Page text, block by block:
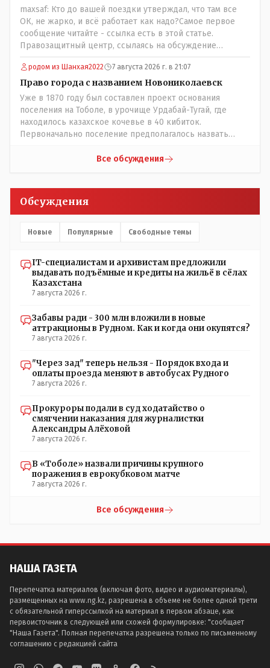
maxsaf: Кто до вашей поездки утверждал, что там все
ОК, не жарко, и всё работает как надо?Самое первое
сообщение читайте - ссылка есть в этой статье.
Правозащитный центр, ссылаясь на обсуждение
сотрудников интерната в рабочем чате, которые
прислали ему в виде аудиосообщений, пишет, что
воспитатели долго добивались установки
кондиционеров в помещениях, где есть дети, однако к
настоящему времени их установили только в
помещениях, предназначенных для административно-
управленческого персонала. И Также в каждой группе
установлены кондиционеры, питьевой и температурный
режимы, которые взяты на особый контроль, учитывая
погодные условия в это лето. Мы решили. что это -
родом из Шанхая2022 7 августа 2026 г. в 21:07
Право города с названием Новониколаевск
Уже в 1870 году был составлен проект основания
поселения на Тоболе, в урочище Урдабай-Тугай, где
находилось казахское кочевье в 40 кибиток.
Первоначально поселение предполагалось назвать
что комиссии ономастической надо ознакомиться с
Урдабай таким образом они убьют сразу двух зайцев
царского и коммуняцкого....и справедливость
Все обсуждения
Обсуждения
Новые Популярные Свободные темы
IT-специалистам и архивистам предложили
выдавать подъёмные и кредиты на жильё в сёлах
Казахстана
7 августа 2026 г.
Забавы ради - 300 млн вложили в новые
аттракционы в Рудном. Как и когда они окупятся?
7 августа 2026 г.
"Через зад" теперь нельзя - Порядок входа и
оплаты проезда меняют в автобусах Рудного
7 августа 2026 г.
Прокуроры подали в суд ходатайство о
смягчении наказания для журналистки
Александры Алёховой
7 августа 2026 г.
В «Тоболе» назвали причины крупного
поражения в еврокубковом матче
7 августа 2026 г.
Все обсуждения
НАША ГАЗЕТА
Перепечатка материалов (включая фото, видео и аудиоматериалы),
размещенных на www.ng.kz, разрешена в объеме не более одной трети
с обязательной гиперссылкой на материал в первом абзаце, как
первоисточник в следующей или схожей формулировке: "сообщает
"Наша Газета". Полная перепечатка разрешена только по письменному
соглашению с редакцией сайта